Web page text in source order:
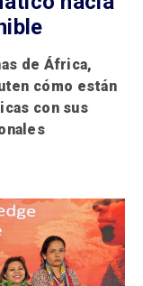
de África,
cómo están
con sus